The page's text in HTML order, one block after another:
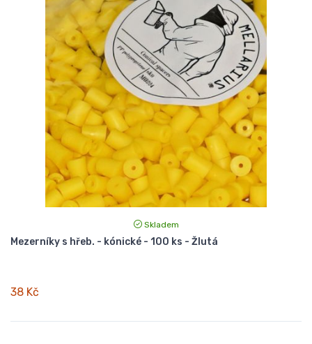
Skladem
Mezerníky s hřeb. - kónické - 100 ks - Žlutá
38 Kč